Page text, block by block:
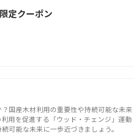
定クーポン
国産木材利用の重要性や持続可能な未来
用を促進する「ウッド・チェンジ」運動
可能な未来に一歩近づきましょう。